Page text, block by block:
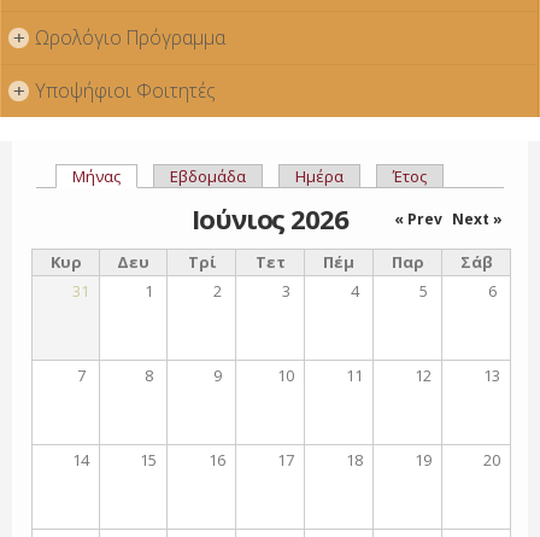
+ Ωρολόγιο Πρόγραμμα
+ Υποψήφιοι Φοιτητές
Πρωτεύουσες καρτέλες
Μήνας(ενεργή καρτέλα)
Εβδομάδα Ημέρα Έτος
Ιούνιος 2026 « Prev Next »
Κυρ Δευ Τρί Τετ Πέμ Παρ
Σάβ
31
1 2 3 4 5 6
7 8 9 10 11 12 13
14 15 16 17 18 19 20